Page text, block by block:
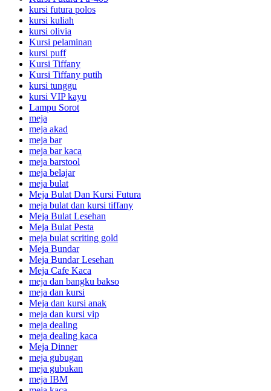
kursi futura polos
kursi kuliah
kursi olivia
Kursi pelaminan
kursi puff
Kursi Tiffany
Kursi Tiffany putih
kursi tunggu
kursi VIP kayu
Lampu Sorot
meja
meja akad
meja bar
meja bar kaca
meja barstool
meja belajar
meja bulat
Meja Bulat Dan Kursi Futura
meja bulat dan kursi tiffany
Meja Bulat Lesehan
Meja Bulat Pesta
meja bulat scriting gold
Meja Bundar
Meja Bundar Lesehan
Meja Cafe Kaca
meja dan bangku bakso
meja dan kursi
Meja dan kursi anak
meja dan kursi vip
meja dealing
meja dealing kaca
Meja Dinner
meja gubugan
meja gubukan
meja IBM